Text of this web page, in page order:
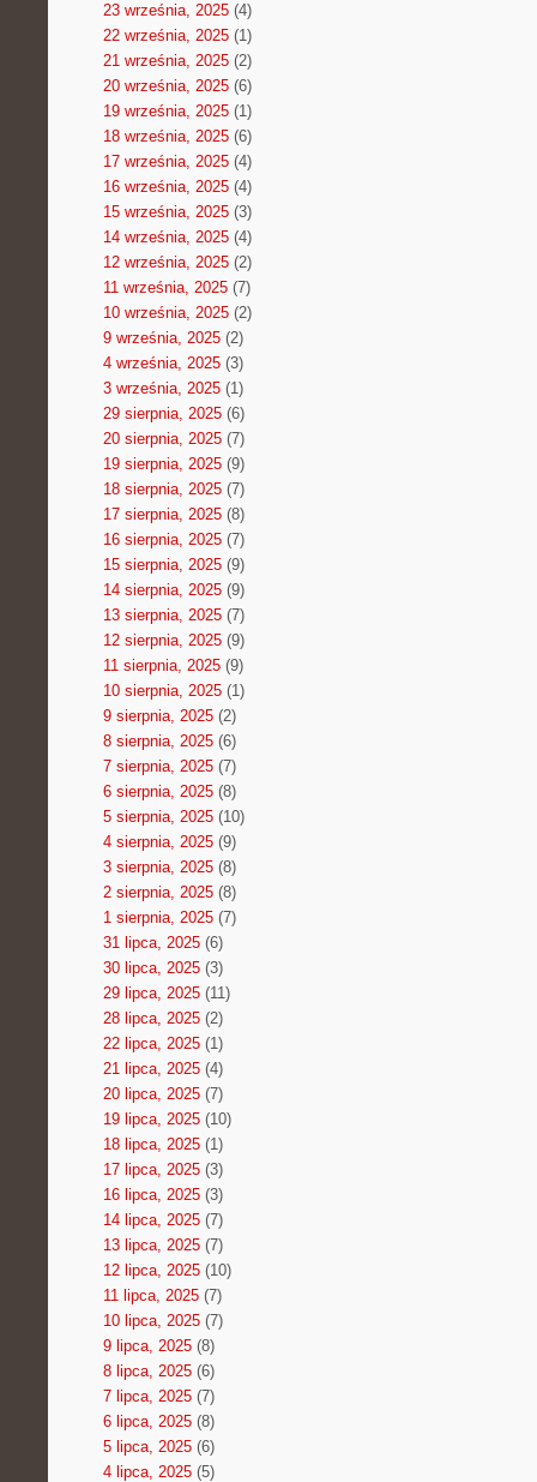
23 września, 2025(4)
22 września, 2025(1)
21 września, 2025(2)
20 września, 2025(6)
19 września, 2025(1)
18 września, 2025(6)
17 września, 2025(4)
16 września, 2025(4)
15 września, 2025(3)
14 września, 2025(4)
12 września, 2025(2)
11 września, 2025(7)
10 września, 2025(2)
9 września, 2025(2)
4 września, 2025(3)
3 września, 2025(1)
29 sierpnia, 2025(6)
20 sierpnia, 2025(7)
19 sierpnia, 2025(9)
18 sierpnia, 2025(7)
17 sierpnia, 2025(8)
16 sierpnia, 2025(7)
15 sierpnia, 2025(9)
14 sierpnia, 2025(9)
13 sierpnia, 2025(7)
12 sierpnia, 2025(9)
11 sierpnia, 2025(9)
10 sierpnia, 2025(1)
9 sierpnia, 2025(2)
8 sierpnia, 2025(6)
7 sierpnia, 2025(7)
6 sierpnia, 2025(8)
5 sierpnia, 2025(10)
4 sierpnia, 2025(9)
3 sierpnia, 2025(8)
2 sierpnia, 2025(8)
1 sierpnia, 2025(7)
31 lipca, 2025(6)
30 lipca, 2025(3)
29 lipca, 2025(11)
28 lipca, 2025(2)
22 lipca, 2025(1)
21 lipca, 2025(4)
20 lipca, 2025(7)
19 lipca, 2025(10)
18 lipca, 2025(1)
17 lipca, 2025(3)
16 lipca, 2025(3)
14 lipca, 2025(7)
13 lipca, 2025(7)
12 lipca, 2025(10)
11 lipca, 2025(7)
10 lipca, 2025(7)
9 lipca, 2025(8)
8 lipca, 2025(6)
7 lipca, 2025(7)
6 lipca, 2025(8)
5 lipca, 2025(6)
4 lipca, 2025(5)